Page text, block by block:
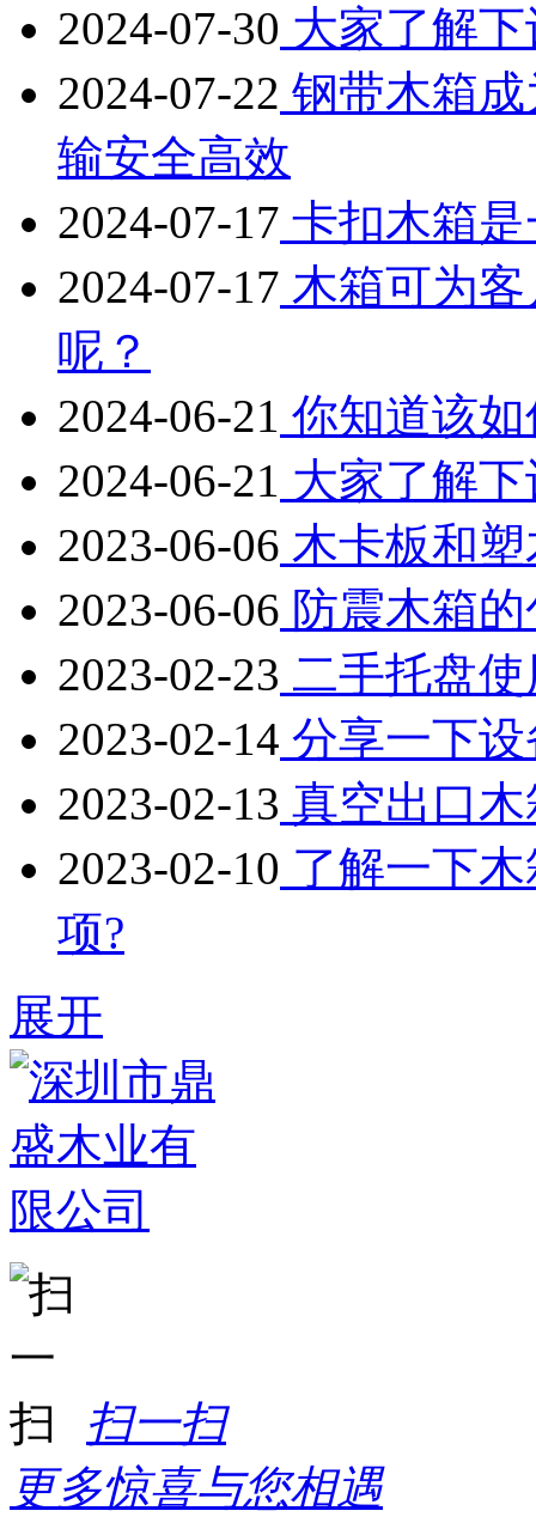
2024-07-30 大家了解
2024-07-22 钢带木箱
输安全高效
2024-07-17 卡扣木箱
2024-07-17 木箱可为
呢？
2024-06-21 你知道该
2024-06-21 大家了解
2023-06-06 木卡板和
2023-06-06 防震木箱
2023-02-23 二手托盘
2023-02-14 分享一下
2023-02-13 真空出口
2023-02-10 了解一下
项?
展开
扫一扫
更多惊喜与您相遇